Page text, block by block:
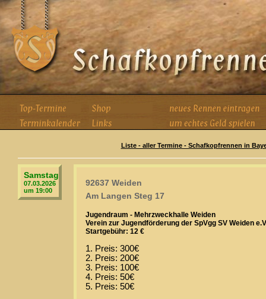
Liste - aller Termine - Schafkopfrennen in
Samstag
07.03.2026
um 19:00
92637 Weiden
Am Langen Steg 17
Jugendraum - Mehrzweckhalle Weiden
Verein zur Jugendförderung der SpVgg SV Weiden
Startgebühr: 12 €
1. Preis: 300€
2. Preis: 200€
3. Preis: 100€
4. Preis: 50€
5. Preis: 50€